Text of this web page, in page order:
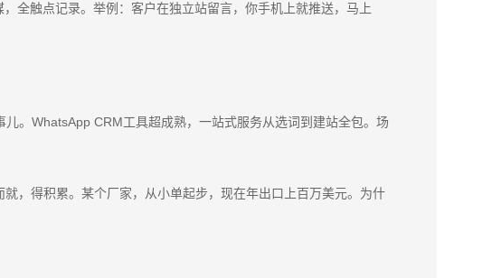
全触点记录。举例：客户在独立站留言，你手机上就推送，马上
。WhatsApp CRM工具超成熟，一站式服务从选词到建站全包。场
，得积累。某个厂家，从小单起步，现在年出口上百万美元。为什